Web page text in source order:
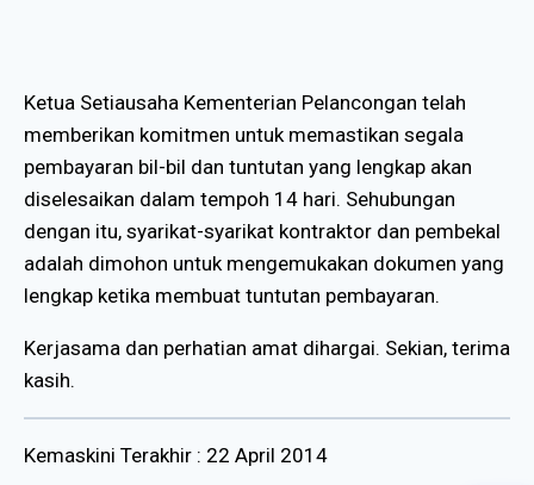
Ketua Setiausaha Kementerian Pelancongan telah
memberikan komitmen untuk memastikan segala
pembayaran bil-bil dan tuntutan yang lengkap akan
diselesaikan dalam tempoh 14 hari. Sehubungan
dengan itu, syarikat-syarikat kontraktor dan pembekal
adalah dimohon untuk mengemukakan dokumen yang
lengkap ketika membuat tuntutan pembayaran.
Kerjasama dan perhatian amat dihargai. Sekian, terima
kasih.
Kemaskini Terakhir : 22 April 2014